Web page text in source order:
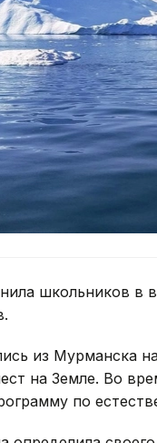
школьников в
из Мурманска
на Земле. Во
по